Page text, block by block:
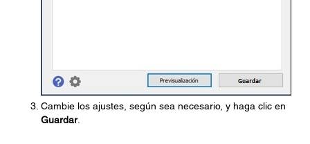
Cambie los ajustes, según sea necesario, y haga clic en
Guardar.